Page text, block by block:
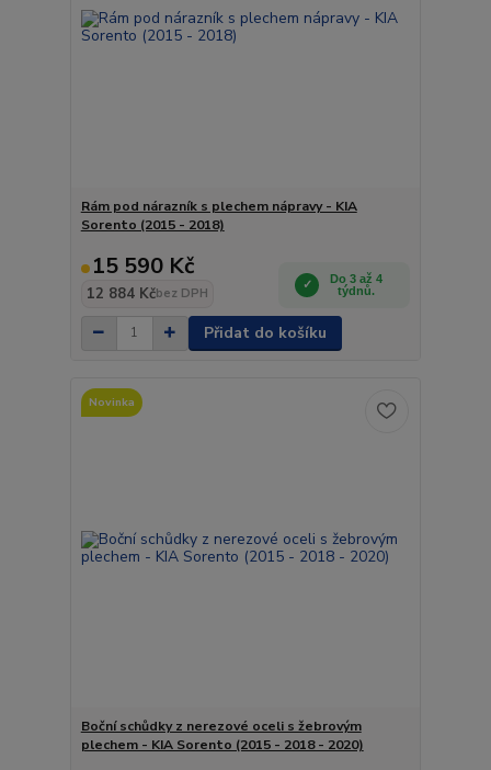
Rám pod nárazník s plechem nápravy - KIA
Sorento (2015 - 2018)
15 590 Kč
12 884 Kčbez DPH
Do 3 až 4
týdnů.
Přidat do košíku
Novinka
Boční schůdky z nerezové oceli s žebrovým
plechem - KIA Sorento (2015 - 2018 - 2020)